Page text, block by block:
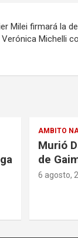
Milei firmará la
Verónica Michelli
AMBITO
Murió
de
6 agosto,